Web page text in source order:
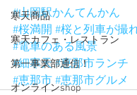
寒天商品
寒天カフェ・レストラン
第一事業部通信！
オンラインshop
#山岡駅かんてんかん
#桜満開 #桜と列車が撮
#電車のある風景
#細寒天 #恵那市ランチ
#恵那市 #恵那市グルメ